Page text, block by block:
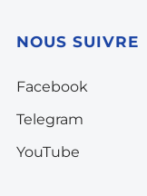
NOUS SUIVRE
Facebook
Telegram
YouTube